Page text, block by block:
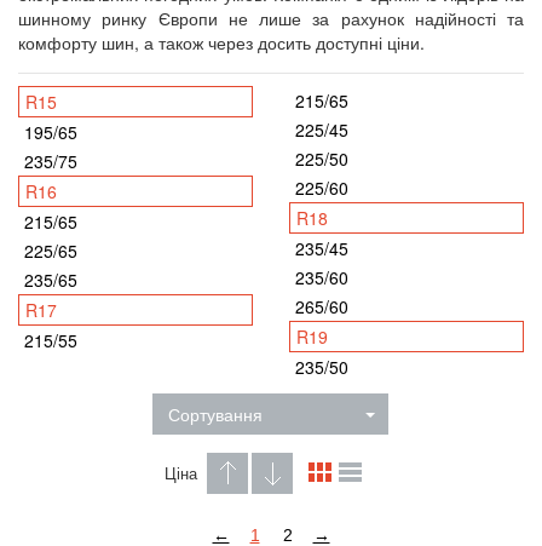
шинному ринку Європи не лише за рахунок надійності та
комфорту шин, а також через досить доступні ціни.
R15
195/65
235/75
R16
215/65
225/65
235/65
R17
215/55
215/65
225/45
225/50
225/60
R18
235/45
235/60
265/60
R19
235/50
Сортування
Ціна
← 1 2 →